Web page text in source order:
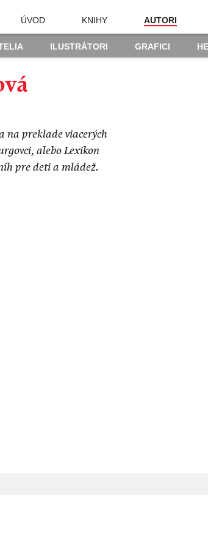
ÚVOD KNIHY AUTORI
ILUSTRÁTORI GRAFICI
na preklade viacerých
alebo Lexikon
pre deti a mládež.